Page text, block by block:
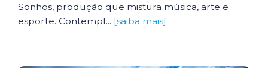
Sonhos, produção que mistura música, arte e
esporte. Contempl... [saiba mais]